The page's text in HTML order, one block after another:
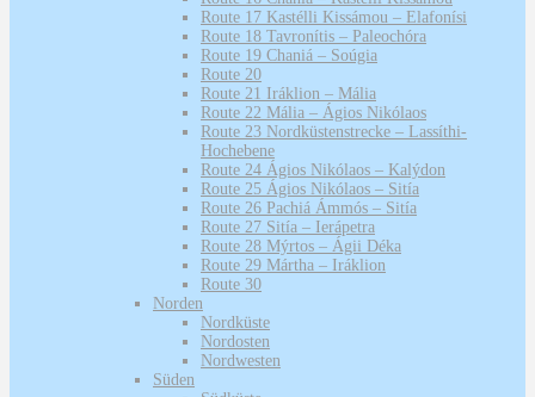
Route 17 Kastélli Kissámou – Elafonísi
Route 18 Tavronítis – Paleochóra
Route 19 Chaniá – Soúgia
Route 20
Route 21 Iráklion – Mália
Route 22 Mália – Ágios Nikólaos
Route 23 Nordküstenstrecke – Lassíthi-
Hochebene
Route 24 Ágios Nikólaos – Kalýdon
Route 25 Ágios Nikólaos – Sitía
Route 26 Pachiá Ámmós – Sitía
Route 27 Sitía – Ierápetra
Route 28 Mýrtos – Ágii Déka
Route 29 Mártha – Iráklion
Route 30
Norden
Nordküste
Nordosten
Nordwesten
Süden